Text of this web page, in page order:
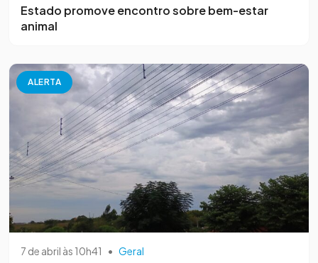
Estado promove encontro sobre bem-estar
animal
ALERTA
7 de abril às 10h41 • Geral